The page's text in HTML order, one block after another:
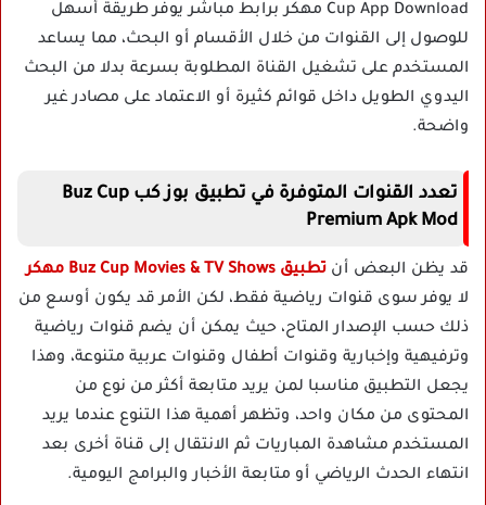
Cup App Download مهكر برابط مباشر يوفر طريقة أسهل
للوصول إلى القنوات من خلال الأقسام أو البحث، مما يساعد
المستخدم على تشغيل القناة المطلوبة بسرعة بدلا من البحث
اليدوي الطويل داخل قوائم كثيرة أو الاعتماد على مصادر غير
واضحة.
تعدد القنوات المتوفرة في تطبيق بوز كب Buz Cup
Premium Apk Mod
قد يظن البعض أن تطبيق Buz Cup Movies & TV Shows مهكر
لا يوفر سوى قنوات رياضية فقط، لكن الأمر قد يكون أوسع من
ذلك حسب الإصدار المتاح، حيث يمكن أن يضم قنوات رياضية
وترفيهية وإخبارية وقنوات أطفال وقنوات عربية متنوعة، وهذا
يجعل التطبيق مناسبا لمن يريد متابعة أكثر من نوع من
المحتوى من مكان واحد، وتظهر أهمية هذا التنوع عندما يريد
المستخدم مشاهدة المباريات ثم الانتقال إلى قناة أخرى بعد
انتهاء الحدث الرياضي أو متابعة الأخبار والبرامج اليومية.